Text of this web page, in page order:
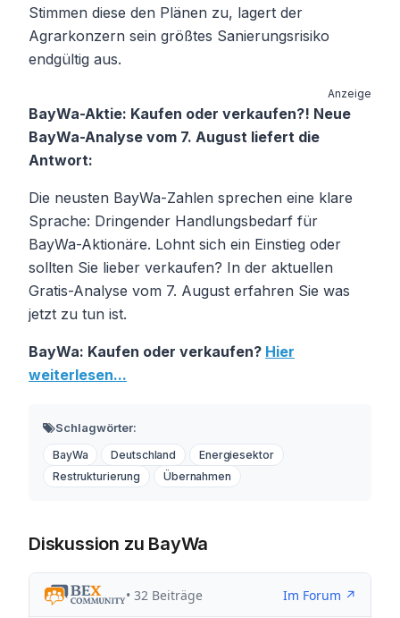
Stimmen diese den Plänen zu, lagert der
Agrarkonzern sein größtes Sanierungsrisiko
endgültig aus.
Anzeige
BayWa-Aktie: Kaufen oder verkaufen?! Neue
BayWa-Analyse vom 7. August liefert die
Antwort:
Die neusten BayWa-Zahlen sprechen eine klare
Sprache: Dringender Handlungsbedarf für
BayWa-Aktionäre. Lohnt sich ein Einstieg oder
sollten Sie lieber verkaufen? In der aktuellen
Gratis-Analyse vom 7. August erfahren Sie was
jetzt zu tun ist.
BayWa: Kaufen oder verkaufen? Hier
weiterlesen...
Schlagwörter:
BayWa Deutschland
Energiesektor
Restrukturierung
Übernahmen
Diskussion zu BayWa